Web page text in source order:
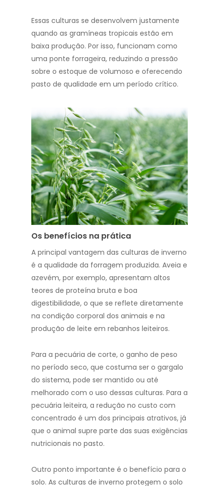
Essas culturas se desenvolvem justamente
quando as gramíneas tropicais estão em
baixa produção. Por isso, funcionam como
uma ponte forrageira, reduzindo a pressão
sobre o estoque de volumoso e oferecendo
pasto de qualidade em um período crítico.
Os benefícios na prática
A principal vantagem das culturas de inverno
é a qualidade da forragem produzida. Aveia e
azevém, por exemplo, apresentam altos
teores de proteína bruta e boa
digestibilidade, o que se reflete diretamente
na condição corporal dos animais e na
produção de leite em rebanhos leiteiros.
Para a pecuária de corte, o ganho de peso
no período seco, que costuma ser o gargalo
do sistema, pode ser mantido ou até
melhorado com o uso dessas culturas. Para a
pecuária leiteira, a redução no custo com
concentrado é um dos principais atrativos, já
que o animal supre parte das suas exigências
nutricionais no pasto.
Outro ponto importante é o benefício para o
solo. As culturas de inverno protegem o solo